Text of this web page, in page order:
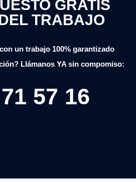
GRATIS
TRABAJO
un trabajo 100% garantizado
Llámanos YA sin compomiso:
57 16